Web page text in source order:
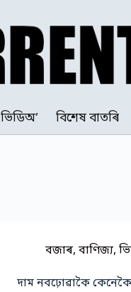
ভিডিঅ’ বিশেষ বাতৰি
বজাৰ,বাণিজ্য,
দাম নবঢ়োৱাকৈ কেনেকৈ